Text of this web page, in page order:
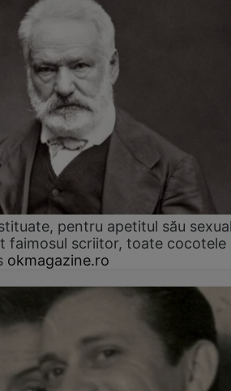
pentru apetitul său
faimosul scriitor, toate cocotele
okmagazine.ro